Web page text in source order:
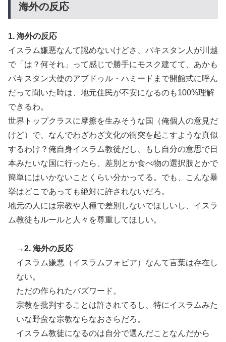
海外の反応
1. 海外の反応
イスラム嫌悪なんて認めないけどさ、パキスタン人が川越
で「は？何それ」って感じで勝手にモスク建てて、あかも
パキスタン大使のアブドゥル・ハミードまで開館式に呼ん
だって聞いた時は、地元住民が不安になるのも100%理解
できるわ。
世界トップクラスに摩擦を生みそうな国（俺個人の意見だ
けど）で、なんでわざわざ文化の衝突を起こすような真似
するわけ？俺自身イスラム教徒だし、もし自分の意思で日
本みたいな国に行ったら、差別とか食べ物の選択肢とかで
簡単にはいかないことくらい分かってる。でも、こんな暴
挙はどこであっても絶対に許されないだろ。
地元の人には宗教や人種で差別しないでほしいし、イスラ
ム教徒もルールと人々を尊重してほしい。
→2. 海外の反応
イスラム嫌悪（イスラムフォビア）なんて言葉は存在し
ない。
ただの作られたバズワード。
宗教を批判することは許されてるし、特にイスラムみた
いな野蛮な宗教ならなおさらだろ。
イスラム教徒になるのは自分で選んだことなんだから